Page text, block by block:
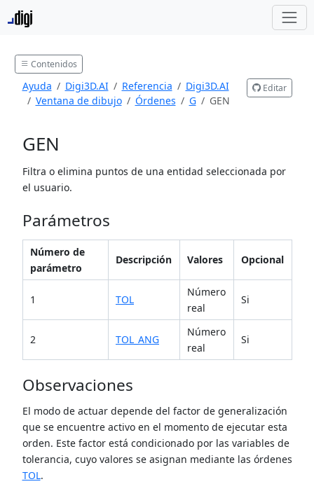
Contenidos
Ayuda Digi3D.AI Referencia
Digi3D.AI
Ventana de dibujo
Órdenes G GEN
Editar
GEN
Filtra o elimina puntos de una entidad seleccionada por
el usuario.
Parámetros
Número de
parámetro
Descripción Valores Opcional
1 TOL
Número
real
Si
2 TOL_ANG
Número
real
Si
Observaciones
El modo de actuar depende del factor de generalización
que se encuentre activo en el momento de ejecutar esta
orden. Este factor está condicionado por las variables de
tolerancia, cuyo valores se asignan mediante las órdenes
TOL.